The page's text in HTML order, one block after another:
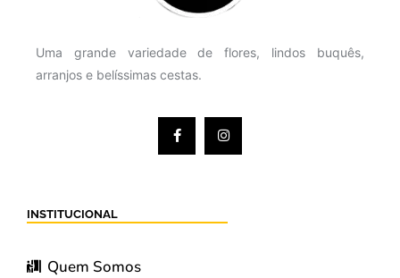
Uma grande variedade de flores, lindos buquês,
arranjos e belíssimas cestas.
INSTITUCIONAL
Quem Somos